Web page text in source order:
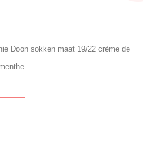
Doon sokken maat 19/22 crème de
menthe